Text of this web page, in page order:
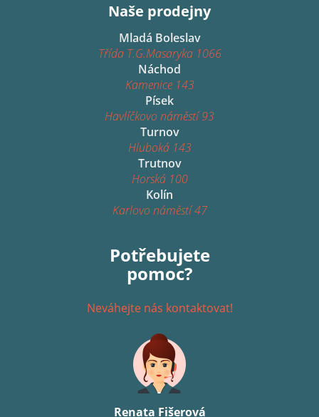
Naše prodejny
Mladá Boleslav
Třída T.G.Masaryka 1066
Náchod
Kamenice 143
Písek
Havlíčkovo náměstí 93
Turnov
Hluboká 143
Trutnov
Horská 100
Kolín
Karlovo náměstí 47
Potřebujete
pomoc?
Neváhejte nás kontaktovat!
Renata Fišerová